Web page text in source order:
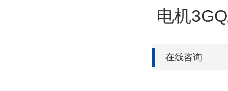
电机
在线咨询